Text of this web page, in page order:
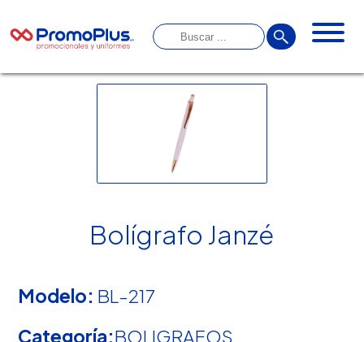
Bolígrafo Janzé
Modelo: BL-217
Categoría:BOLIGRAFOS